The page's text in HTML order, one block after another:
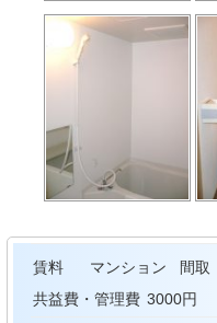
賃料 マンション 間取
共益費・管理費 3000円